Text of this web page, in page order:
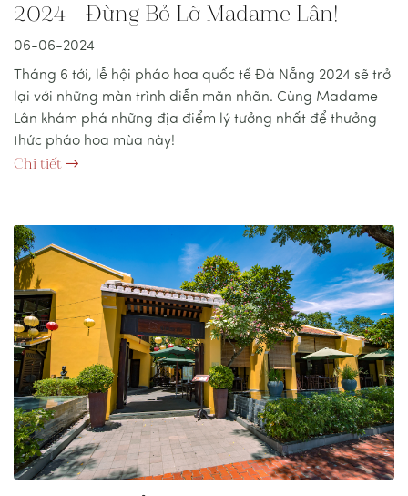
2024 - Đừng Bỏ Lỡ Madame Lân!
06-06-2024
Tháng 6 tới, lễ hội pháo hoa quốc tế Đà Nẵng 2024 sẽ trở
lại với những màn trình diễn mãn nhãn. Cùng Madame
Lân khám phá những địa điểm lý tưởng nhất để thưởng
thức pháo hoa mùa này!
Chi tiết